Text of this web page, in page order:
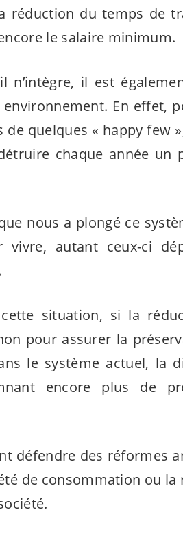
réduction du temps de
le salaire minimum.
n’intègre, il est
En effet,
quelques « happy few
chaque année un
nous a plongé ce
autant ceux-ci
situation, si la
pour assurer la
le système actuel, la
encore plus de
défendre des réformes
de consommation ou la